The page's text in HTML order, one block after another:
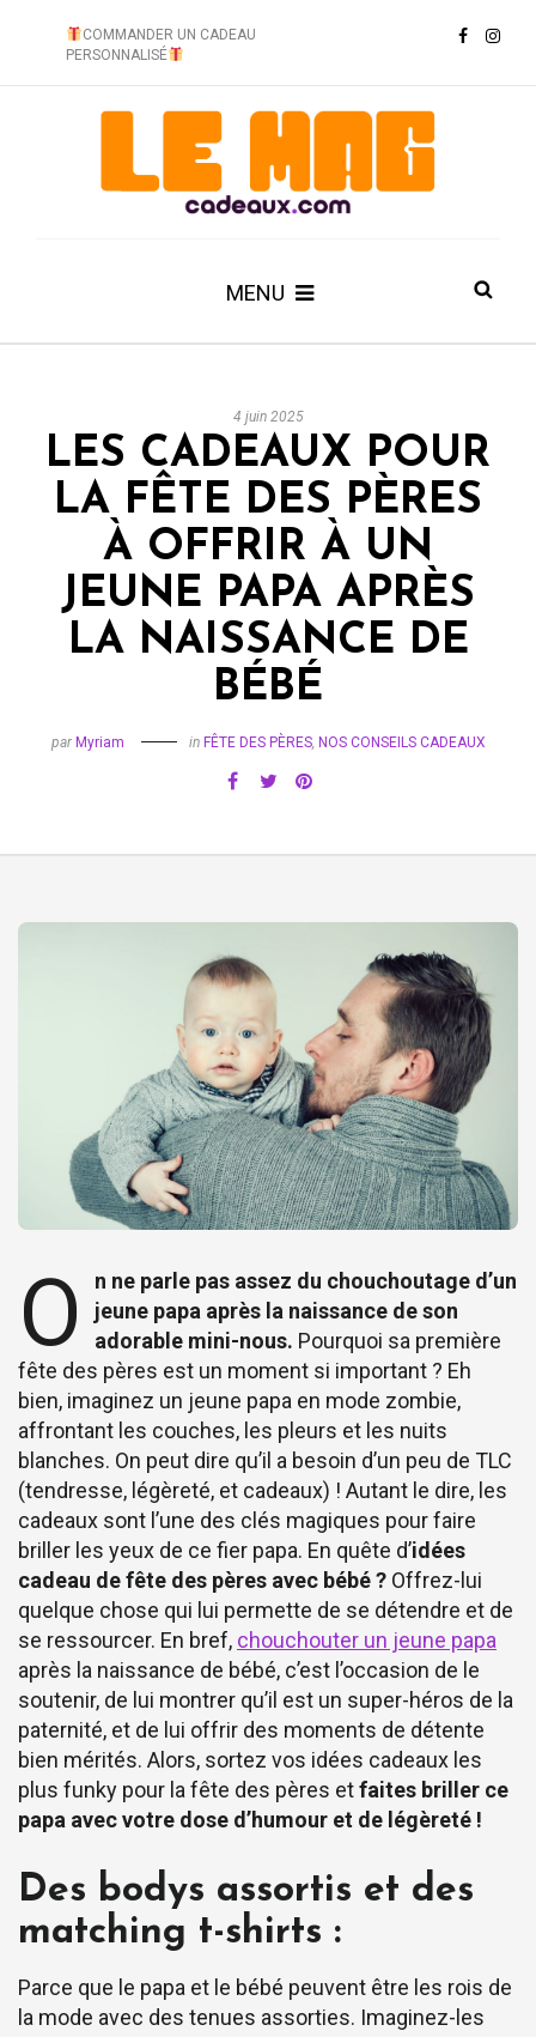
COMMANDER UN CADEAU
PERSONNALISÉ
MENU
4 juin 2025
LES CADEAUX POUR
LA FÊTE DES PÈRES
À OFFRIR À UN
JEUNE PAPA APRÈS
LA NAISSANCE DE
BÉBÉ
par Myriam in FÊTE DES PÈRES, NOS CONSEILS CADEAUX
O
n ne parle pas assez du chouchoutage d’un
jeune papa après la naissance de son
adorable mini-nous. Pourquoi sa première
fête des pères est un moment si important ? Eh
bien, imaginez un jeune papa en mode zombie,
affrontant les couches, les pleurs et les nuits
blanches. On peut dire qu’il a besoin d’un peu de TLC
(tendresse, légèreté, et cadeaux) ! Autant le dire, les
cadeaux sont l’une des clés magiques pour faire
briller les yeux de ce fier papa. En quête d’idées
cadeau de fête des pères avec bébé ? Offrez-lui
quelque chose qui lui permette de se détendre et de
se ressourcer. En bref, chouchouter un jeune papa
après la naissance de bébé, c’est l’occasion de le
soutenir, de lui montrer qu’il est un super-héros de la
paternité, et de lui offrir des moments de détente
bien mérités. Alors, sortez vos idées cadeaux les
plus funky pour la fête des pères etfaites briller ce
papa avec votre dose d’humour et de légèreté !
Des bodys assortis et des
matching t-shirts :
Parce que le papa et le bébé peuvent être les rois de
la mode avec des tenues assorties. Imaginez-les